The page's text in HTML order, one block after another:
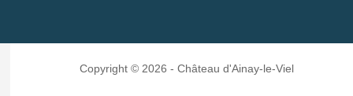
Copyright © 2026 - Château d'Ainay-le-Viel